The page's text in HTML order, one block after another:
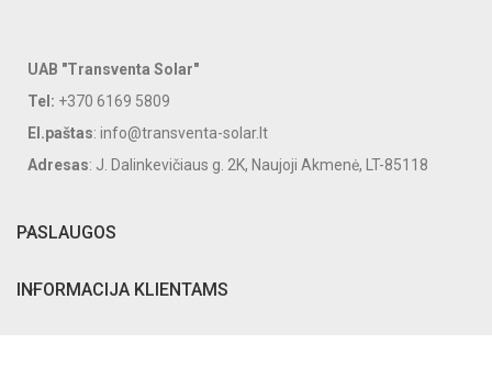
UAB "Transventa Solar"
Tel: +370 6169 5809
El.paštas: info@transventa-solar.lt
Adresas: J. Dalinkevičiaus g. 2K, Naujoji Akmenė, LT-85118
PASLAUGOS
INFORMACIJA KLIENTAMS